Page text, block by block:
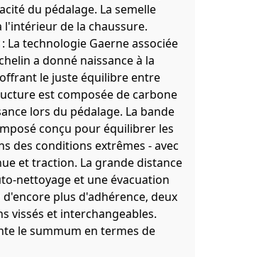
du pédalage. La semelle
de la chaussure.
: La technologie Gaerne associée
a donné naissance à la
offrant le juste équilibre entre
est composée de carbone
lors du pédalage. La bande
conçu pour équilibrer les
des conditions extrêmes - avec
et traction. La grande distance
nettoyage et une évacuation
plus d'adhérence, deux
vissés et interchangeables.
le summum en termes de